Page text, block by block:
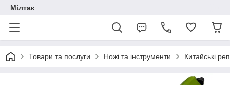
Мілтак
Товари та послуги Ножі та інструменти Китайські